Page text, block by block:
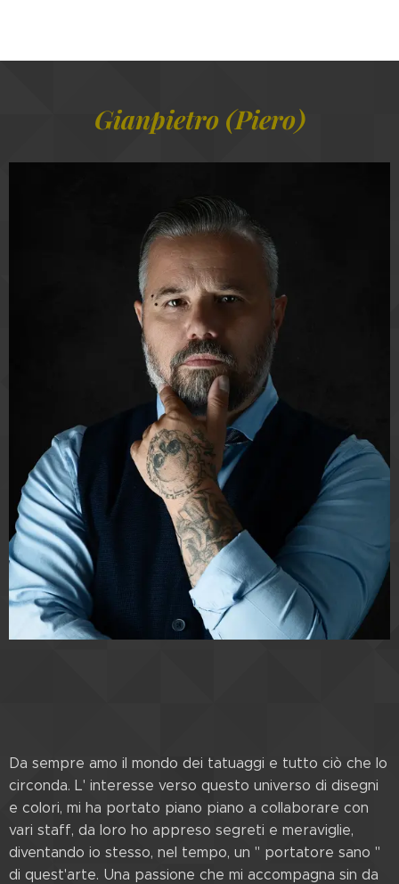
Gianpietro (Piero)
Da sempre amo il mondo dei tatuaggi e tutto ciò che lo
circonda. L' interesse verso questo universo di disegni
e colori, mi ha portato piano piano a collaborare con
vari staff, da loro ho appreso segreti e meraviglie,
diventando io stesso, nel tempo, un " portatore sano "
di quest'arte. Una passione che mi accompagna sin da